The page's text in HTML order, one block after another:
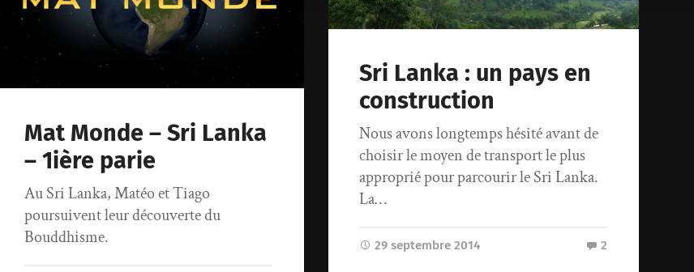
Mat Monde – Sri Lanka
– 1ière parie
Au Sri Lanka, Matéo et Tiago
poursuivent leur découverte du
Bouddhisme.
Sri Lanka : un pays en
construction
Nous avons longtemps hésité avant de
choisir le moyen de transport le plus
approprié pour parcourir le Sri Lanka.
La…
29 septembre 2014 2